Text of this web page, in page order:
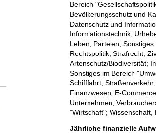
Bereich
Bevölkerungsschutz und
Datenschutz und
Informationstechnik;
Leben, Parteien;
Rechtspolitik; Strafrecht;
Artenschutz/Biodiversität;
Sonstiges im Bereich
Schifffahrt;
Finanzwesen; E-
Unternehmen;
"Wirtschaft"; Wissenschaft,
Jährliche finanzielle